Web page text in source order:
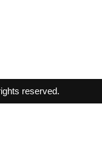
reserved.